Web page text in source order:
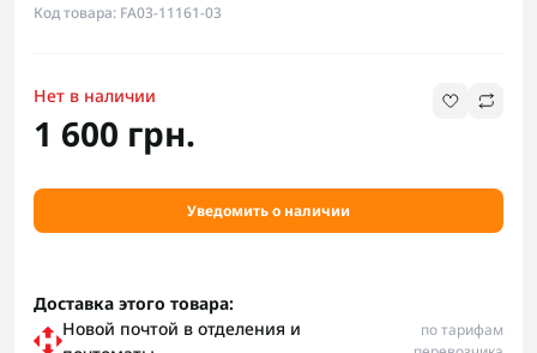
Код товара: FA03-11161-03
Нет в наличии
1 600 грн.
Уведомить о наличии
Доставка этого товара:
Новой почтой в отделения и
по тарифам